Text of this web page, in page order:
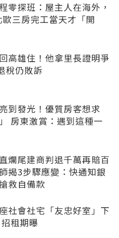
零探班：屋主人在海外，
歐三房完工當天才「開
高雄住！他拿里長證明爭
稅仍敗訴
到發光！優質房客想求
」 房東激賞：遇到這種一
爛尾建商判退千萬再賠百
揭3步驟應變：快通知銀
救自備款
社會社宅「友忠好室」下
租期曝